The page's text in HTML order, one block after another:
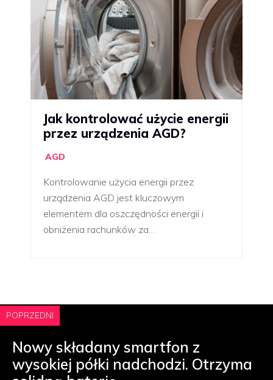
Jak kontrolować użycie energii
przez urządzenia AGD?
AGD
Kontrolowanie użycia energii przez
urządzenia AGD jest kluczowym
elementem dla oszczędności energii i
obniżenia rachunków za…
POPRZEDNI
Nowy składany smartfon z
wysokiej półki nadchodzi. Otrzyma